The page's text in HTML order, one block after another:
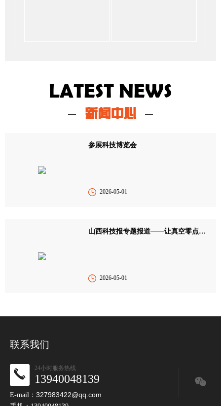
LATEST NEWS
新闻中心
参展科技博览会
2026-05-01
山西科技报专题报道——让真空零点能科技造福全人类
2026-05-01
联系我们
24小时服务热线
13940048139
E-mail： 327983422@qq.com